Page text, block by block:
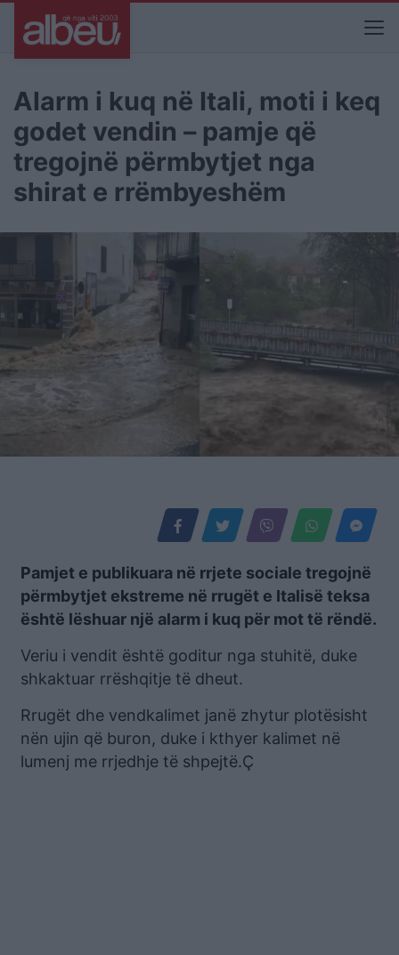
Alarm i kuq në Itali, moti i keq
godet vendin – pamje që
tregojnë përmbytjet nga
shirat e rrëmbyeshëm
Pamjet e publikuara në rrjete sociale tregojnë
përmbytjet ekstreme në rrugët e Italisë teksa
është lëshuar një alarm i kuq për mot të rëndë.
Veriu i vendit është goditur nga stuhitë, duke
shkaktuar rrëshqitje të dheut.
Rrugët dhe vendkalimet janë zhytur plotësisht
nën ujin që buron, duke i kthyer kalimet në
lumenj me rrjedhje të shpejtë.Ç